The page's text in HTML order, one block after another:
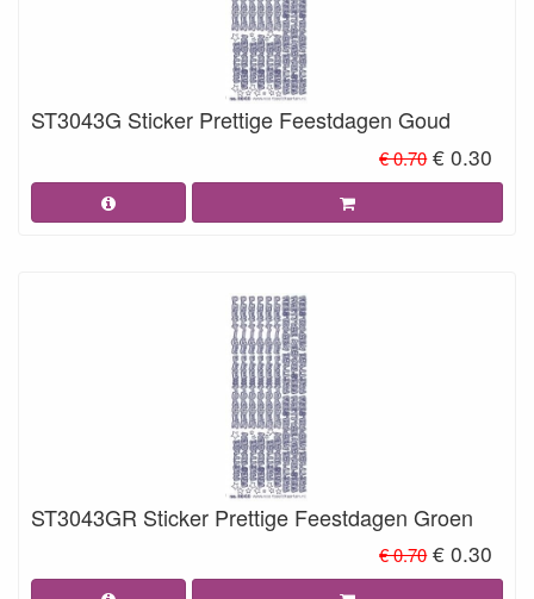
ST3043G Sticker Prettige Feestdagen Goud
€ 0.70 € 0.30
ST3043GR Sticker Prettige Feestdagen Groen
€ 0.70 € 0.30